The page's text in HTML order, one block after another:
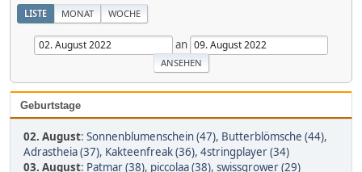
LISTE MONAT WOCHE
an
Geburtstage
02. August: Sonnenblumenschein (47), Butterblömsche (44),
Adrastheia (37), Kakteenfreak (36), 4stringplayer (34)
03. August: Patmar (38), piccolaa (38), swissgrower (29)